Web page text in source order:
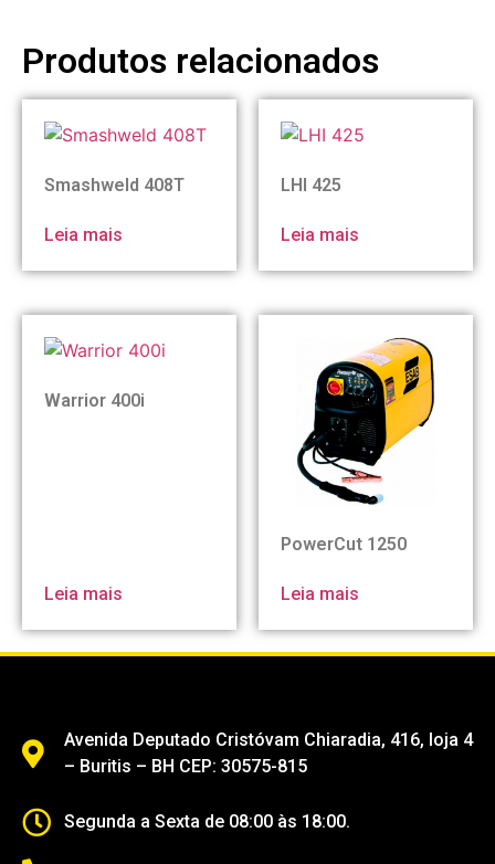
Produtos relacionados
Smashweld 408T
Leia mais
LHI 425
Leia mais
Warrior 400i
Leia mais
PowerCut 1250
Leia mais
Avenida Deputado Cristóvam Chiaradia, 416, loja 4
– Buritis – BH CEP: 30575-815
Segunda a Sexta de 08:00 às 18:00.